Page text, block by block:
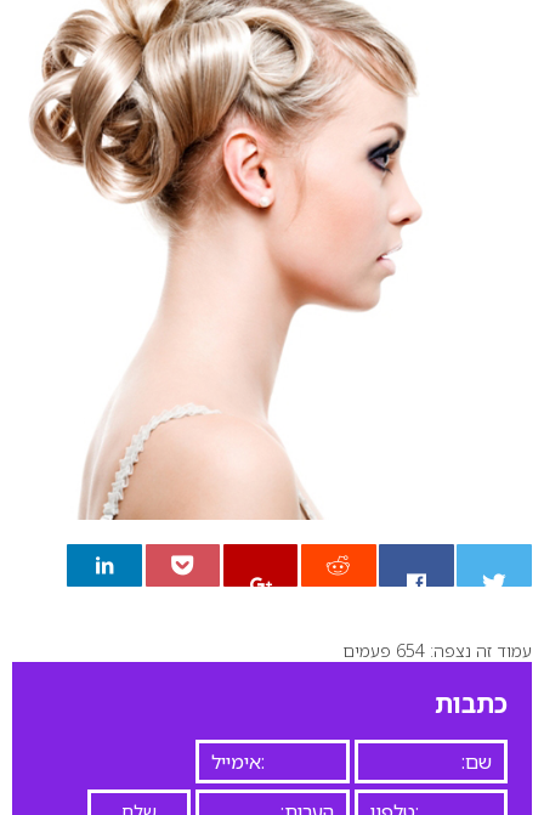
0
עמוד זה נצפה: 654 פעמים
כתבות